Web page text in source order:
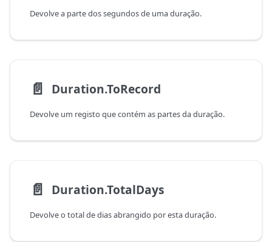
Devolve a parte dos segundos de uma duração.
📄️ Duration.ToRecord
Devolve um registo que contém as partes da duração.
📄️ Duration.TotalDays
Devolve o total de dias abrangido por esta duração.